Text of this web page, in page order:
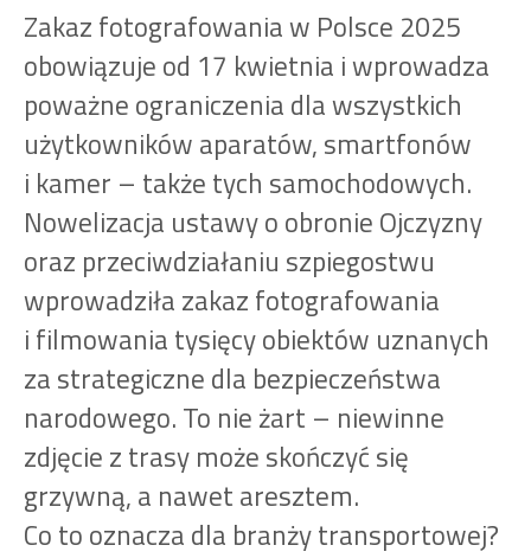
Zakaz fotografowania w Polsce 2025
obowiązuje od 17 kwietnia i wprowadza
poważne ograniczenia dla wszystkich
użytkowników aparatów, smartfonów
i kamer – także tych samochodowych.
Nowelizacja ustawy o obronie Ojczyzny
oraz przeciwdziałaniu szpiegostwu
wprowadziła zakaz fotografowania
i filmowania tysięcy obiektów uznanych
za strategiczne dla bezpieczeństwa
narodowego. To nie żart – niewinne
zdjęcie z trasy może skończyć się
grzywną, a nawet aresztem.
Co to oznacza dla branży transportowej?